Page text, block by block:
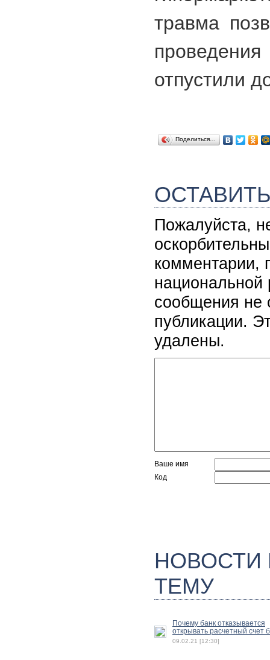
травма
отпустили
Поделиться…
Пожалуйста,
комментарии,
национальной
сообщения не
публикации.
удалены.
Ваше имя
Код
ТЕМУ
Почему банк отказывается
открывать расчетный счет
09.02.21 [12:30]